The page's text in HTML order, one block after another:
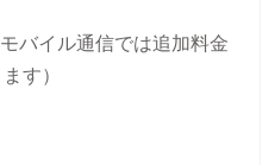
バイル通信では追加料金
す）